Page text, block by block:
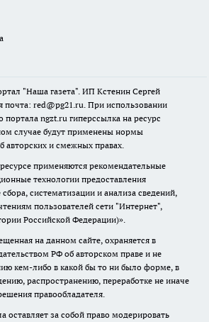
"Наша газета". ИП Кстенин Сергей
почта: red@pg21.ru. При использовании
портала ngzt.ru гиперссылка на ресурс
случае будут применены нормы
авторских и смежных правах.
применяются рекомендательные
технологии предоставления
систематизации и анализа сведений,
пользователей сети "Интернет",
Российской Федерации)».
на данном сайте, охраняется в
РФ об авторском праве и не
кем-либо в какой бы то ни было форме, в
распространению, переработке не иначе
правообладателя.
оставляет за собой право модерировать